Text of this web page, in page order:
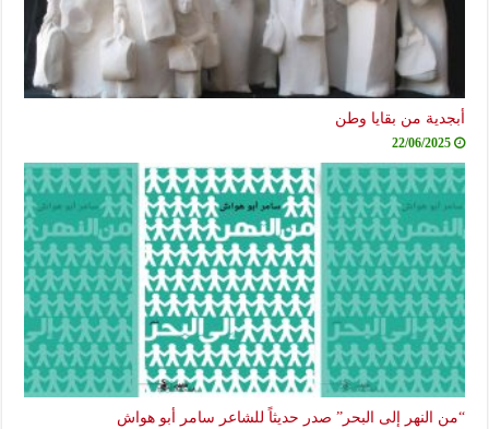
أبجدية من بقايا وطن
22/06/2025
“من النهر إلى البحر” صدر حديثاً للشاعر سامر أبو هواش